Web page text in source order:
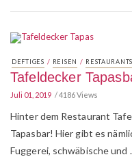
DEFTIGES / REISEN / RESTAURANTS
Tafeldecker
Juli 01, 2019 4186 Views
Hinter dem Restaurant
Tapasbar! Hier gibt es
Fuggerei, schwäbische und